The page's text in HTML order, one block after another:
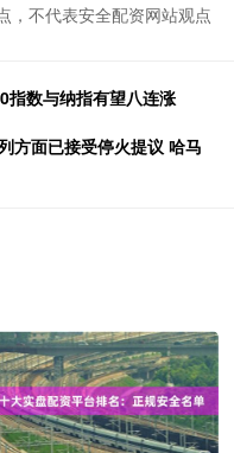
，不代表安全配资网站观点
指数与纳指有望八连涨
方面已接受停火提议 哈马